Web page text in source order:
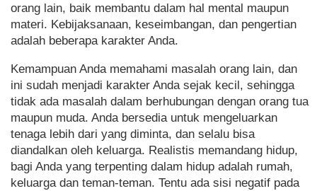
orang lain, baik membantu dalam hal mental maupun
materi. Kebijaksanaan, keseimbangan, dan pengertian
adalah beberapa karakter Anda.
Kemampuan Anda memahami masalah orang lain, dan
ini sudah menjadi karakter Anda sejak kecil, sehingga
tidak ada masalah dalam berhubungan dengan orang tua
maupun muda. Anda bersedia untuk mengeluarkan
tenaga lebih dari yang diminta, dan selalu bisa
diandalkan oleh keluarga. Realistis memandang hidup,
bagi Anda yang terpenting dalam hidup adalah rumah,
keluarga dan teman-teman. Tentu ada sisi negatif pada